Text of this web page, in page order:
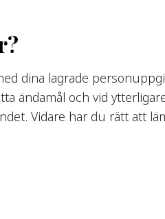
dina lagrade
ändamål och vid
Vidare har du rätt att